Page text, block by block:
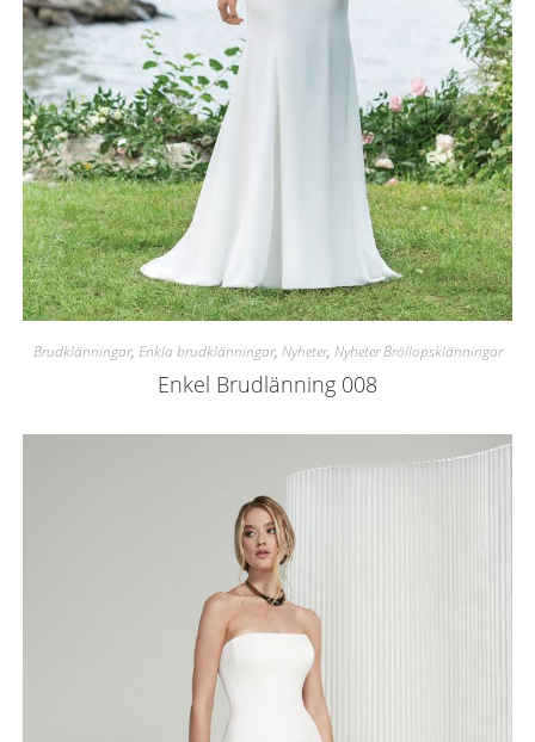
Brudklänningar, Enkla brudklänningar, Nyheter, Nyheter Bröllopsklänningar
Enkel Brudlänning 008